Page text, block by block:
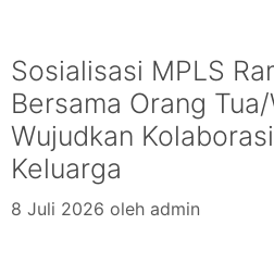
Sosialisasi MPLS
Bersama Orang
Wujudkan
Keluarga
8 Juli 2026 oleh admin